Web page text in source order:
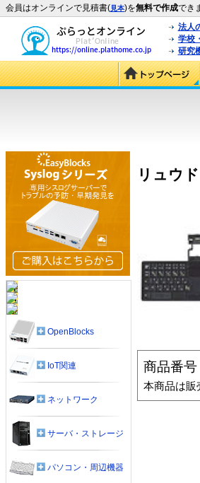
会員はオンラインで見積書(見本)を無料で作成でき
法人
学校
研究
リュウ
商品番号
本商品は販
OpenBlocks
IoT関連
ネットワーク
サーバ・ストレージ
パソコン・周辺機器